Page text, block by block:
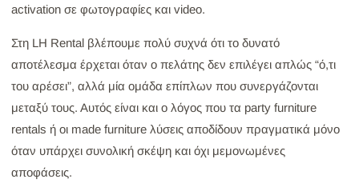
activation σε φωτογραφίες και video.
Στη LH Rental βλέπουμε πολύ συχνά ότι το δυνατό
αποτέλεσμα έρχεται όταν ο πελάτης δεν επιλέγει απλώς “ό,τι
του αρέσει”, αλλά μία ομάδα επίπλων που συνεργάζονται
μεταξύ τους. Αυτός είναι και ο λόγος που τα party furniture
rentals ή οι made furniture λύσεις αποδίδουν πραγματικά μόνο
όταν υπάρχει συνολική σκέψη και όχι μεμονωμένες
αποφάσεις.